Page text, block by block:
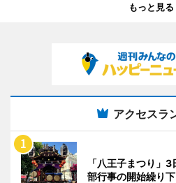
もっと見る
アクセスラ
「八王子まつり」
部行事の開始繰り